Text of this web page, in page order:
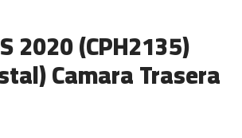
2020 (CPH2135)
Camara Trasera